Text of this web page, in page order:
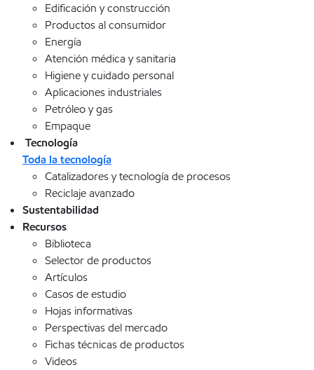
Edificación y construcción
Productos al consumidor
Energía
Atención médica y sanitaria
Higiene y cuidado personal
Aplicaciones industriales
Petróleo y gas
Empaque
Tecnología
Toda la tecnología
Catalizadores y tecnología de procesos
Reciclaje avanzado
Sustentabilidad
Recursos
Biblioteca
Selector de productos
Artículos
Casos de estudio
Hojas informativas
Perspectivas del mercado
Fichas técnicas de productos
Videos